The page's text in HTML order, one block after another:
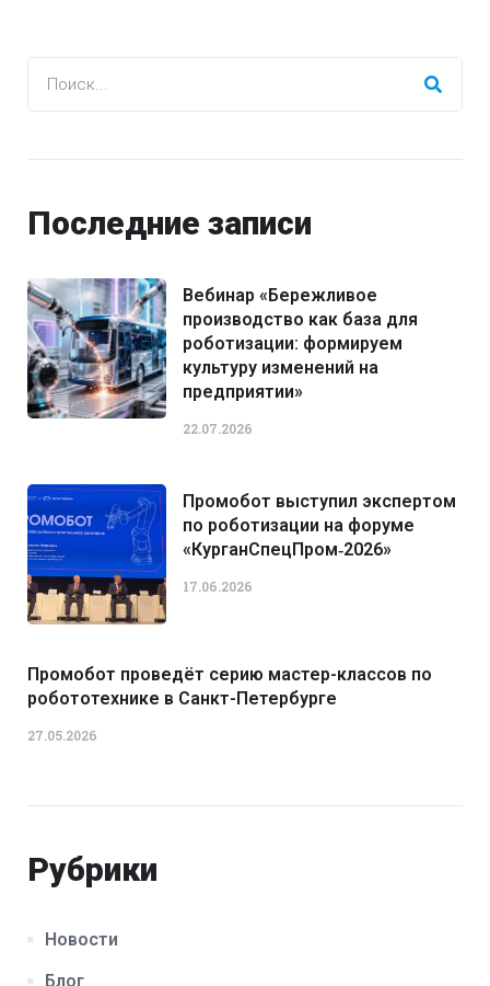
Последние записи
Вебинар «Бережливое
производство как база для
роботизации: формируем
культуру изменений на
предприятии»
22.07.2026
Промобот выступил экспертом
по роботизации на форуме
«КурганСпецПром‑2026»
17.06.2026
Промобот проведёт серию мастер-классов по
робототехнике в Санкт-Петербурге
27.05.2026
Рубрики
Новости
Блог